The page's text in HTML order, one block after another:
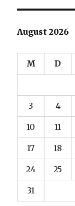
August 2026
M D
3 4
10 11
17 18
24 25
31